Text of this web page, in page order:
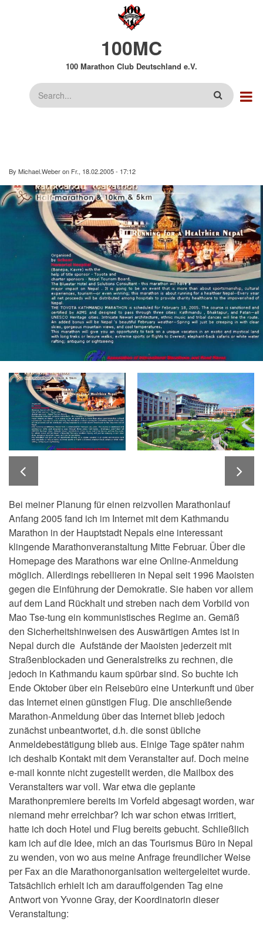
100MC
100 Marathon Club Deutschland e.V.
Suche
By Michael.Weberon Fr., 18.02.2005 - 17:12
Bei meiner Planung für einen reizvollen Marathonlauf
Anfang 2005 fand ich im Internet mit dem Kathmandu
Marathon in der Hauptstadt Nepals eine interessant
klingende Marathonveranstaltung Mitte Februar. Über die
Homepage des Marathons war eine Online-Anmeldung
möglich. Allerdings rebellieren in Nepal seit 1996 Maoisten
gegen die Einführung der Demokratie. Sie haben vor allem
auf dem Land Rückhalt und streben nach dem Vorbild von
Mao Tse-tung ein kommunistisches Regime an. Gemäß
den Sicherheitshinweisen des Auswärtigen Amtes ist in
Nepal durch die Aufstände der Maoisten jederzeit mit
Straßenblockaden und Generalstreiks zu rechnen, die
jedoch in Kathmandu kaum spürbar sind. So buchte ich
Ende Oktober über ein Reisebüro eine Unterkunft und über
das Internet einen günstigen Flug. Die anschließende
Marathon-Anmeldung über das Internet blieb jedoch
zunächst unbeantwortet, d.h. die sonst übliche
Anmeldebestätigung blieb aus. Einige Tage später nahm
ich deshalb Kontakt mit dem Veranstalter auf. Doch meine
e-mail konnte nicht zugestellt werden, die Mailbox des
Veranstalters war voll. War etwa die geplante
Marathonpremiere bereits im Vorfeld abgesagt worden, war
niemand mehr erreichbar? Ich war schon etwas irritiert,
hatte ich doch Hotel und Flug bereits gebucht. Schließlich
kam ich auf die Idee, mich an das Tourismus Büro in Nepal
zu wenden, von wo aus meine Anfrage freundlicher Weise
per Fax an die Marathonorganisation weitergeleitet wurde.
Tatsächlich erhielt ich am darauffolgenden Tag eine
Antwort von Yvonne Gray, der Koordinatorin dieser
Veranstaltung: